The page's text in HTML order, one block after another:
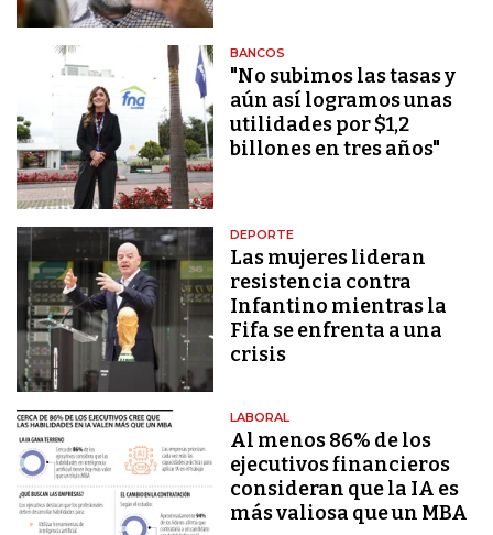
BANCOS
"No subimos las tasas y
aún así logramos unas
utilidades por $1,2
billones en tres años"
DEPORTE
Las mujeres lideran
resistencia contra
Infantino mientras la
Fifa se enfrenta a una
crisis
LABORAL
Al menos 86% de los
ejecutivos financieros
consideran que la IA es
más valiosa que un MBA